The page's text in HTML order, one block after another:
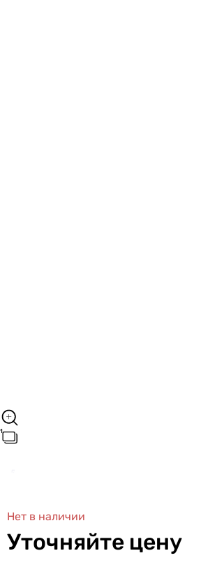
Нет в наличии
Уточняйте цену